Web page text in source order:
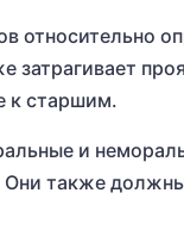
относительно
к старшим.
и
также